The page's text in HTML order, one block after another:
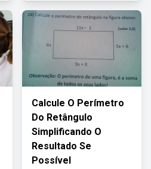
Calcule O Perímetro
Do Retângulo
Simplificando O
Resultado Se
Possível